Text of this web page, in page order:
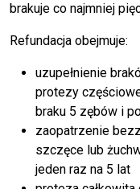
brakuje co najmniej
Refundacja obejmuje:
uzupełnienie
protezy
braku 5 zębów i
zaopatrzenie
szczęce lub
jeden raz na 5 lat